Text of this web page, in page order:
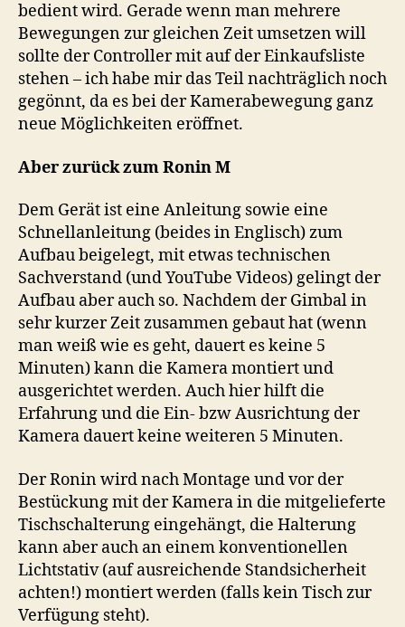
bedient wird. Gerade wenn man mehrere
Bewegungen zur gleichen Zeit umsetzen will
sollte der Controller mit auf der Einkaufsliste
stehen – ich habe mir das Teil nachträglich noch
gegönnt, da es bei der Kamerabewegung ganz
neue Möglichkeiten eröffnet.
Aber zurück zum Ronin M
Dem Gerät ist eine Anleitung sowie eine
Schnellanleitung (beides in Englisch) zum
Aufbau beigelegt, mit etwas technischen
Sachverstand (und YouTube Videos) gelingt der
Aufbau aber auch so. Nachdem der Gimbal in
sehr kurzer Zeit zusammen gebaut hat (wenn
man weiß wie es geht, dauert es keine 5
Minuten) kann die Kamera montiert und
ausgerichtet werden. Auch hier hilft die
Erfahrung und die Ein- bzw Ausrichtung der
Kamera dauert keine weiteren 5 Minuten.
Der Ronin wird nach Montage und vor der
Bestückung mit der Kamera in die mitgelieferte
Tischschalterung eingehängt, die Halterung
kann aber auch an einem konventionellen
Lichtstativ (auf ausreichende Standsicherheit
achten!) montiert werden (falls kein Tisch zur
Verfügung steht).